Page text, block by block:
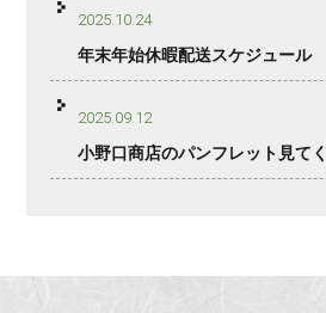
2025.10.24
年末年始休暇配送スケジュール
2025.09.12
小野口商店のパンフレット見て